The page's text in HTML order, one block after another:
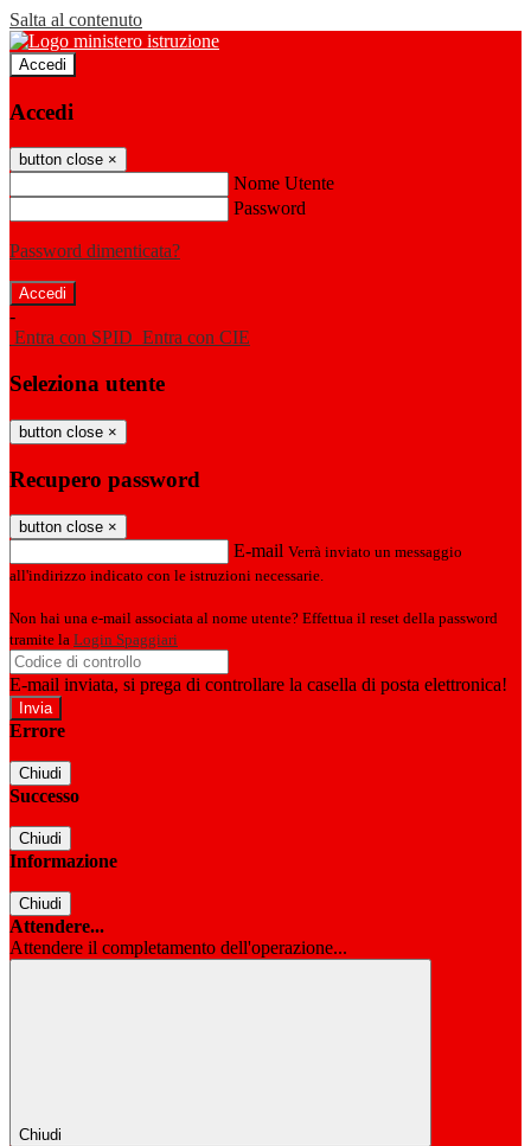
Salta al contenuto
Accedi
Accedi
button close ×
Nome Utente
Password
Password dimenticata?
-
Entra con SPID Entra con CIE
Seleziona utente
button close ×
Recupero password
button close ×
E-mail Verrà inviato un messaggio
all'indirizzo indicato con le istruzioni necessarie.
Non hai una e-mail associata al nome utente? Effettua il reset della password
tramite la Login Spaggiari
E-mail inviata, si prega di controllare la casella di posta elettronica!
Errore
Chiudi
Successo
Chiudi
Informazione
Chiudi
Attendere...
Attendere il completamento dell'operazione...
Chiudi